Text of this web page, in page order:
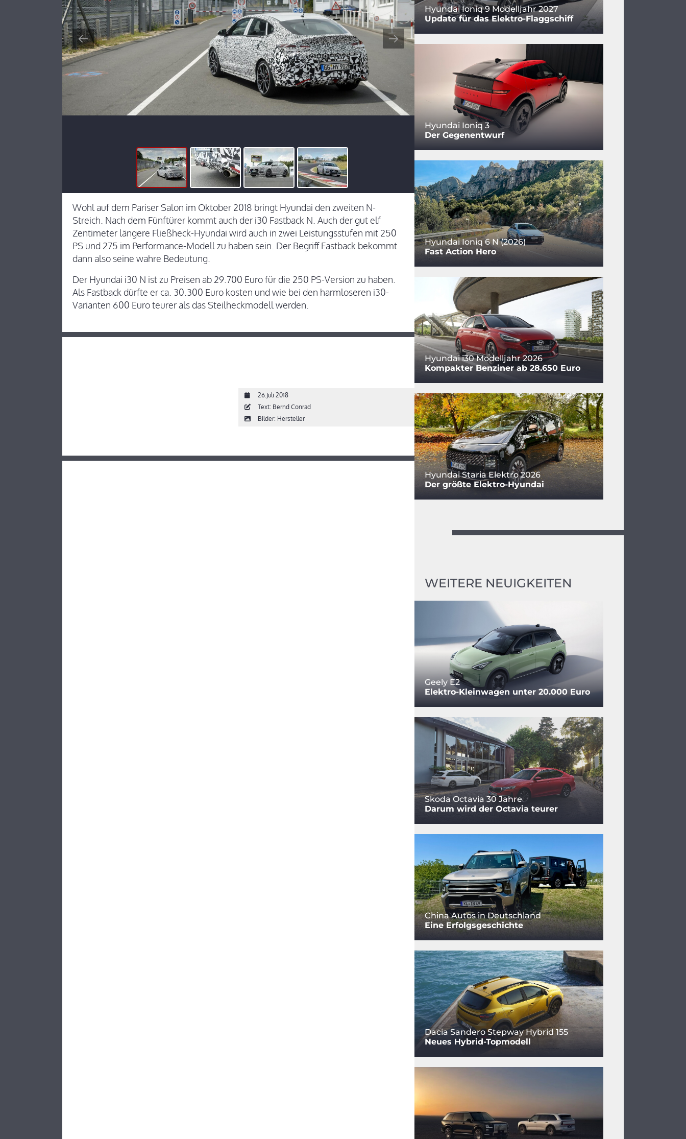
Wohl auf dem Pariser Salon im Oktober 2018 bringt Hyundai den zweiten N-
Streich. Nach dem Fünftürer kommt auch der i30 Fastback N. Auch der gut elf
Zentimeter längere Fließheck-Hyundai wird auch in zwei Leistungsstufen mit 250
PS und 275 im Performance-Modell zu haben sein. Der Begriff Fastback bekommt
dann also seine wahre Bedeutung.
Der Hyundai i30 N ist zu Preisen ab 29.700 Euro für die 250 PS-Version zu haben.
Als Fastback dürfte er ca. 30.300 Euro kosten und wie bei den harmloseren i30-
Varianten 600 Euro teurer als das Steilheckmodell werden.
26.Juli 2018
Text: Bernd Conrad
Bilder: Hersteller
Hyundai Ioniq 9 Modelljahr 2027
Update für das Elektro-Flaggschiff
Hyundai Ioniq 3
Der Gegenentwurf
Hyundai Ioniq 6 N (2026)
Fast Action Hero
Hyundai i30 Modelljahr 2026
Kompakter Benziner ab 28.650 Euro
Hyundai Staria Elektro 2026
Der größte Elektro-Hyundai
WEITERE NEUIGKEITEN
Geely E2
Elektro-Kleinwagen unter 20.000 Euro
Skoda Octavia 30 Jahre
Darum wird der Octavia teurer
China Autos in Deutschland
Eine Erfolgsgeschichte
Dacia Sandero Stepway Hybrid 155
Neues Hybrid-Topmodell